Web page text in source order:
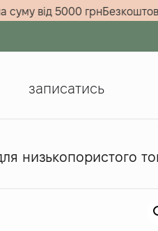
на суму від 5000 грн
записатись
низькопористого